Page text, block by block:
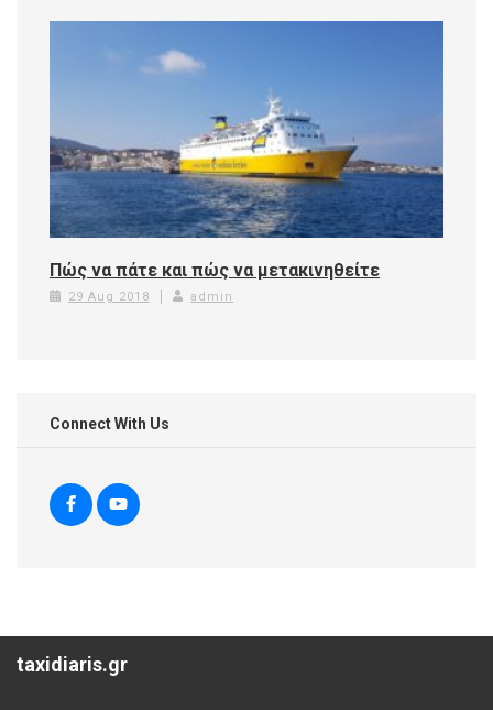
Πώς να πάτε και πώς να μετακινηθείτε
29 Aug 2018 admin
Connect With Us
taxidiaris.gr